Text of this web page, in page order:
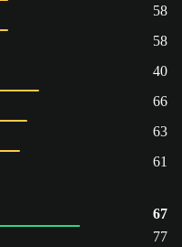
58
58
40
66
63
61
67
77